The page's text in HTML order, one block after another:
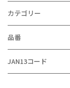
カテゴリー
品番
JAN13コード